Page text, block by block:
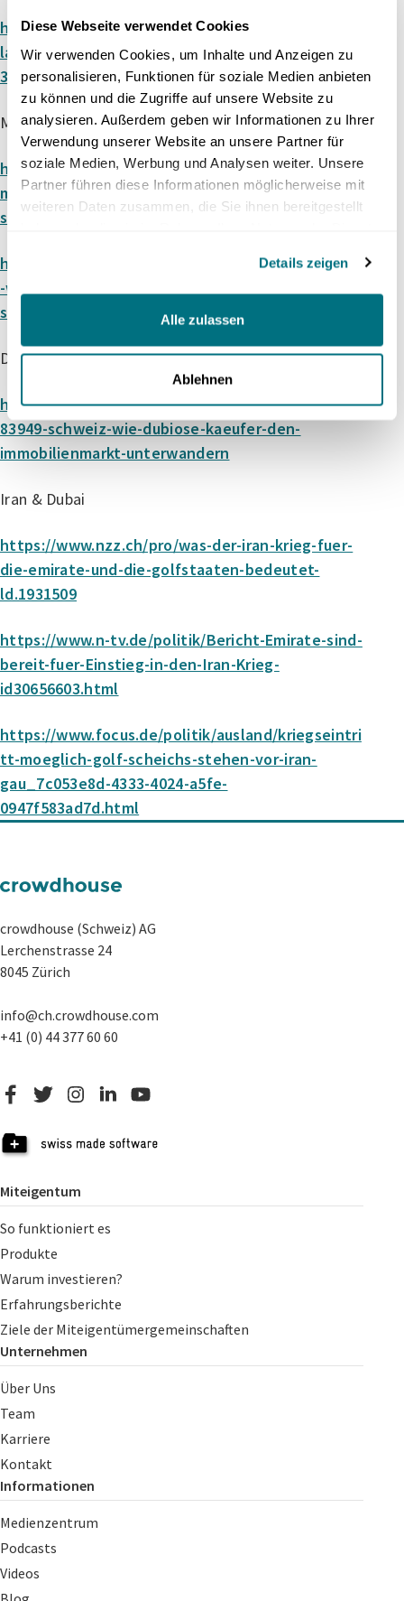
Diese Webseite verwendet Cookies
Wir verwenden Cookies, um Inhalte und Anzeigen zu
personalisieren, Funktionen für soziale Medien anbieten
zu können und die Zugriffe auf unsere Website zu
analysieren. Außerdem geben wir Informationen zu Ihrer
Verwendung unserer Website an unsere Partner für
soziale Medien, Werbung und Analysen weiter. Unsere
Partner führen diese Informationen möglicherweise mit
weiteren Daten zusammen, die Sie ihnen bereitgestellt
Details zeigen
Alle zulassen
Ablehnen
https://www.baublatt.ch/baubranche/neue-
laermschutz-verordnung-des-bundes-in-kraft-
38936
Missbräuchliche Baueinsprachen
https://www.swissinfo.ch/ger/kommission-will-
missbr%C3%A4uchlichen-baueinsprachen-riegel-
schieben/91189847
https://www.baublatt.ch/baubranche/kommission
-will-missbraeuchlichen-baueinsprachen-riegel-
schieben-38937
Dubiose Käufer
https://www.watson.ch/schweiz/immobilien/5421
83949-schweiz-wie-dubiose-kaeufer-den-
immobilienmarkt-unterwandern
Iran & Dubai
https://www.nzz.ch/pro/was-der-iran-krieg-fuer-
die-emirate-und-die-golfstaaten-bedeutet-
ld.1931509
https://www.n-tv.de/politik/Bericht-Emirate-sind-
bereit-fuer-Einstieg-in-den-Iran-Krieg-
id30656603.html
https://www.focus.de/politik/ausland/kriegseintri
tt-moeglich-golf-scheichs-stehen-vor-iran-
gau_7c053e8d-4333-4024-a5fe-
0947f583ad7d.html
crowdhouse (Schweiz) AG
Lerchenstrasse 24
8045 Zürich
info@ch.crowdhouse.com
+41 (0) 44 377 60 60
Miteigentum
So funktioniert es
Produkte
Warum investieren?
Erfahrungsberichte
Ziele der Miteigentümergemeinschaften
Unternehmen
Über Uns
Team
Karriere
Kontakt
Informationen
Medienzentrum
Podcasts
Videos